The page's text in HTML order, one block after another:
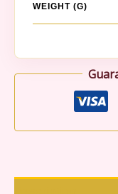
WEIGHT (G)